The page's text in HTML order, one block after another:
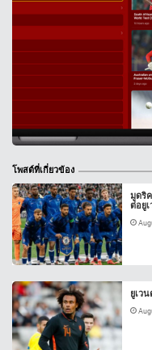
โพสต์ที่เกี่ยวข้อง
มูดริ
ต่อยู
ยูเว